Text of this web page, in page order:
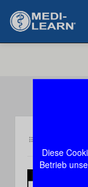
Diese
Betrieb